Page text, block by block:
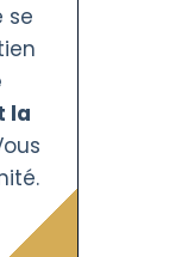
se
la